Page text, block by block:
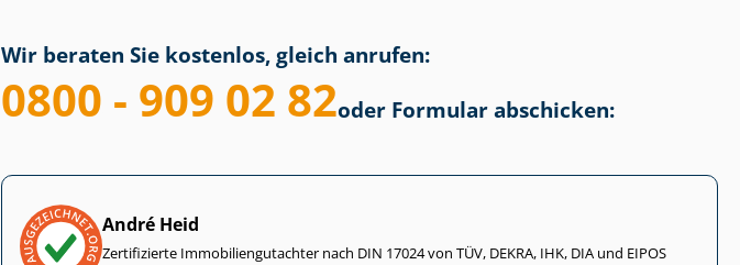
Wir beraten Sie kostenlos, gleich anrufen:
0800 - 909 02 82oder Formular abschicken:
André Heid
Zertifizierte Im­mo­bi­li­en­gut­ach­ter nach DIN 17024 von TÜV, DEKRA, IHK, DIA und EIPOS